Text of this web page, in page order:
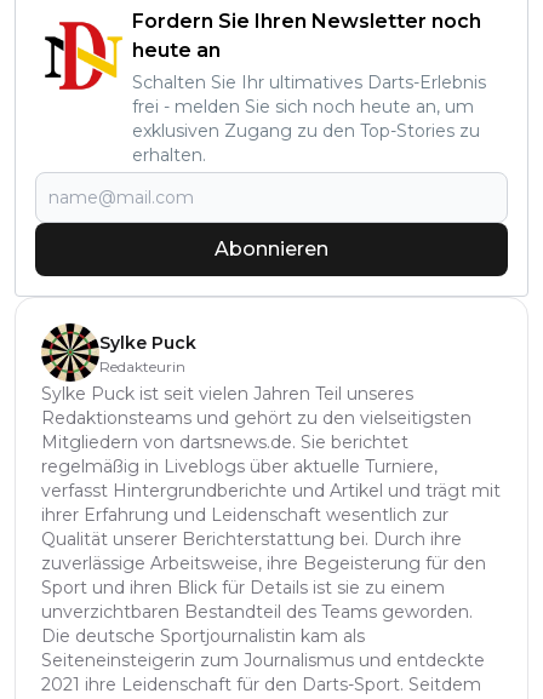
Fordern Sie Ihren Newsletter noch
heute an
Schalten Sie Ihr ultimatives Darts-Erlebnis
frei - melden Sie sich noch heute an, um
exklusiven Zugang zu den Top-Stories zu
erhalten.
Abonnieren
Sylke Puck
Redakteurin
Sylke Puck ist seit vielen Jahren Teil unseres
Redaktionsteams und gehört zu den vielseitigsten
Mitgliedern von dartsnews.de. Sie berichtet
regelmäßig in Liveblogs über aktuelle Turniere,
verfasst Hintergrundberichte und Artikel und trägt mit
ihrer Erfahrung und Leidenschaft wesentlich zur
Qualität unserer Berichterstattung bei. Durch ihre
zuverlässige Arbeitsweise, ihre Begeisterung für den
Sport und ihren Blick für Details ist sie zu einem
unverzichtbaren Bestandteil des Teams geworden.
Die deutsche Sportjournalistin kam als
Seiteneinsteigerin zum Journalismus und entdeckte
2021 ihre Leidenschaft für den Darts-Sport. Seitdem